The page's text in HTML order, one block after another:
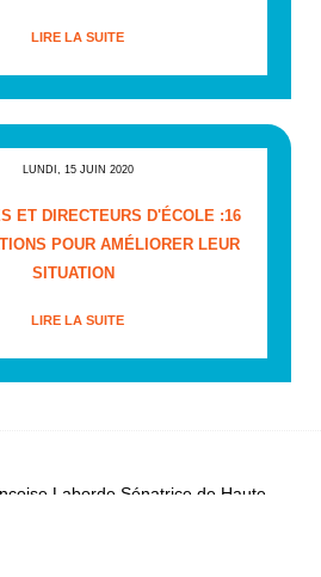
LIRE LA SUITE
LUNDI, 15 JUIN 2020
ET DIRECTEURS D'ÉCOLE :16
POUR AMÉLIORER LEUR
SITUATION
LIRE LA SUITE
Laborde Sénatrice de Haute-